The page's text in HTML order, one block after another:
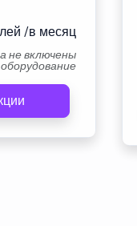
/в месяц
не включены